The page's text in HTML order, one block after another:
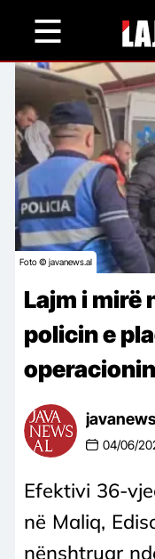
content
Foto © javanews.al
Lajm i mirë
policin e
04/06/
Efektivi 36-
në Maliq,
nënshtruar